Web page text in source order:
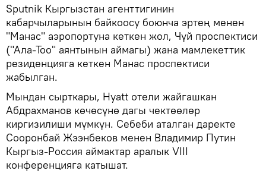
Sputnik Кыргызстан агенттигинин
кабарчыларынын байкоосу боюнча эртең менен
"Манас" аэропортуна кеткен жол, Чүй проспектиси
("Ала-Тоо" аянтынын аймагы) жана мамлекеттик
резиденцияга кеткен Манас проспектиси
жабылган.
Мындан сырткары, Hyatt отели жайгашкан
Абдрахманов көчөсүнө дагы чектөөлөр
киргизилиши мүмкүн. Себеби аталган даректе
Сооронбай Жээнбеков менен Владимир Путин
Кыргыз-Россия аймактар аралык VIII
конференцияга катышат.